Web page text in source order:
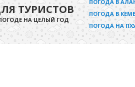
ТУРИСТОВ
НА ЦЕЛЫЙ ГОД
ПОГОДА В
ПОГОДА В
ПОГОДА НА